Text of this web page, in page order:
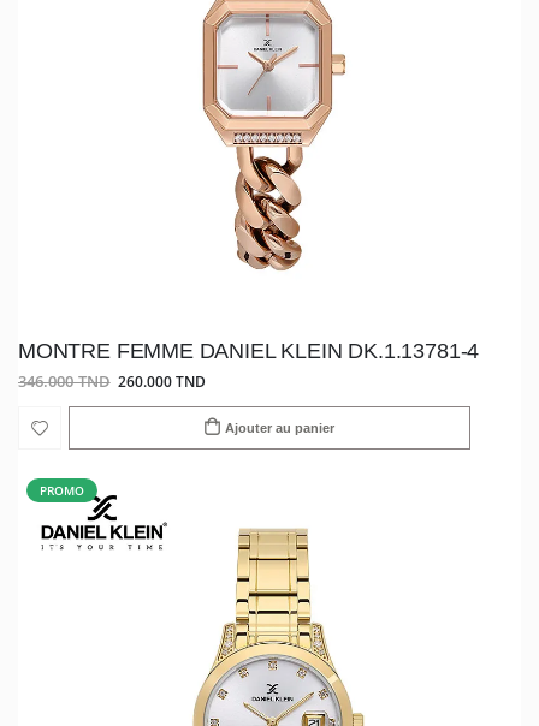
MONTRE FEMME DANIEL KLEIN DK.1.13781-4
346.000 TND 260.000 TND
Ajouter au panier
PROMO